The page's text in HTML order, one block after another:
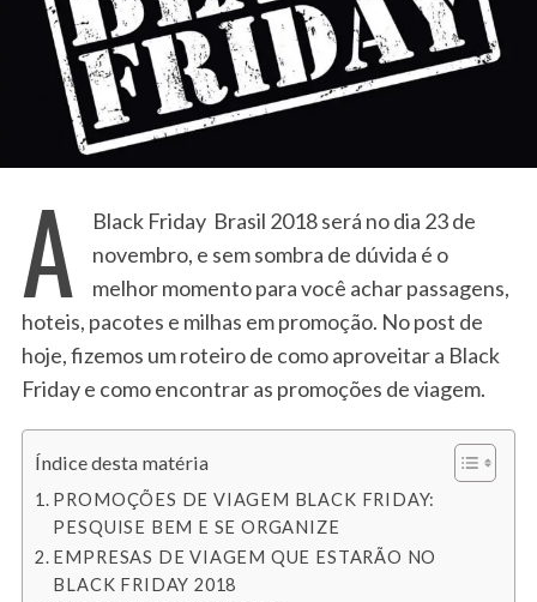
A
Black Friday Brasil 2018 será no dia 23 de
novembro, e sem sombra de dúvida é o
melhor momento para você achar passagens,
hoteis, pacotes e milhas em promoção. No post de
hoje, fizemos um roteiro de como aproveitar a Black
Friday e como encontrar as promoções de viagem.
Índice desta matéria
PROMOÇÕES DE VIAGEM BLACK FRIDAY:
PESQUISE BEM E SE ORGANIZE
EMPRESAS DE VIAGEM QUE ESTARÃO NO
BLACK FRIDAY 2018